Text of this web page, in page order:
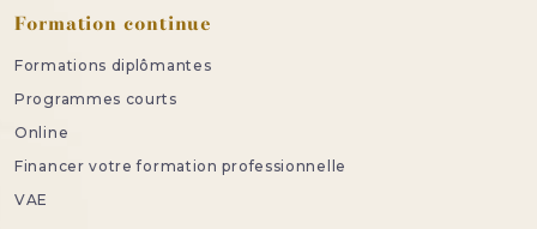
Formation continue
Formations diplômantes
Programmes courts
Online
Financer votre formation professionnelle
VAE